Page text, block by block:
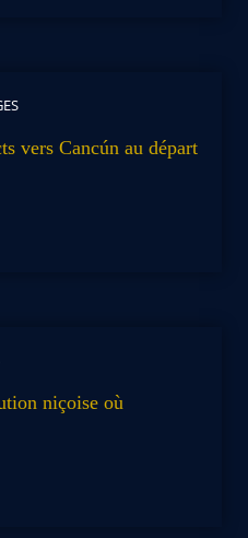
vers Cancún au départ
niçoise où